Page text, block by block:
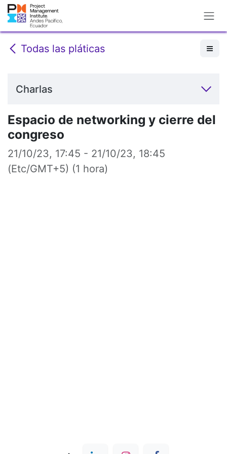
Ir al contenido
Todas las pláticas
Charlas
Espacio de networking y cierre del
congreso
21/10/23, 17:45 - 21/10/23, 18:45
(Etc/GMT+5) (1 hora)